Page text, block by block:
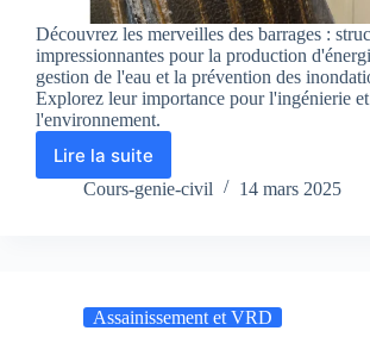
Découvrez les merveilles des barrages :
impressionnantes pour la production
gestion de l'eau et la prévention des
Explorez leur importance pour l'ingénierie et
l'environnement.
Lire la suite
Barrages
:
Construction
Cours-genie-civil 14 mars 2025
Assainissement et VRD